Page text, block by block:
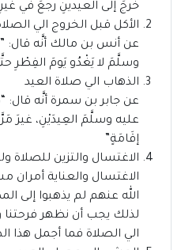
خرجَ إلى العيدينِ رجعَ في
الأكل قبل الخروج الي
عن أنس بن مالك أنَّه قال: ”
وسلَّمَ لا يَغْدُو يَومَ الفِطْرِ
الذهاب الي صلاة العيد
عن جابر بن سمرة أنَّه
عليه وسلَّمَ العِيدَيْنِ، غيرَ
إقَامَةٍ”
الاغتسال والتزين للصلاة
الاغتسال والعناية أمران
الله عنهم لم يذهبوا إلى
لذلك يجب أن نظهر فرحتنا
الي الصلاة فما أجمل هذا